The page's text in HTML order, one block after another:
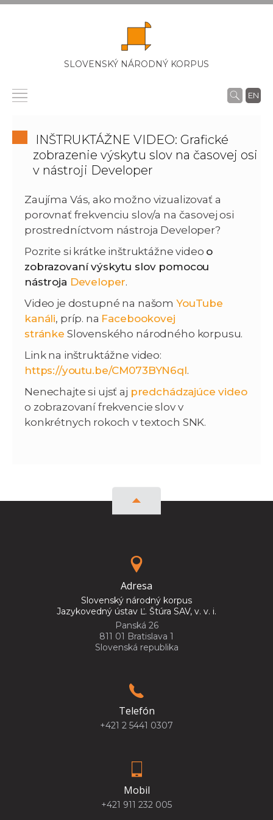
SLOVENSKÝ NÁRODNÝ KORPUS
EN
INŠTRUKTÁŽNE VIDEO: Grafické
zobrazenie výskytu slov na časovej osi
v nástroji Developer
Zaujíma Vás, ako možno vizualizovať a
porovnať frekvenciu slov/a na časovej osi
prostredníctvom nástroja Developer?
Pozrite si krátke inštruktážne video o
zobrazovaní výskytu slov pomocou
nástroja Developer.
Video je dostupné na našom YouTube
kanáli, príp. na Facebookovej
stránke Slovenského národného korpusu.
Link na inštruktážne video:
https://youtu.be/CM073BYN6qI.
Nenechajte si ujsť aj predchádzajúce video
o zobrazovaní frekvencie slov v
konkrétnych rokoch v textoch SNK.
Adresa
Slovenský národný korpus
Jazykovedný ústav Ľ. Štúra SAV, v. v. i.
Panská 26
811 01 Bratislava 1
Slovenská republika
Telefón
+421 2 5441 0307
Mobil
+421 911 232 005